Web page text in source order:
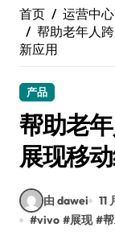
首页 运营中心
帮助老年人
新应用
产品
帮助老
展现移
由 dawei 11
#vivo #展现 #